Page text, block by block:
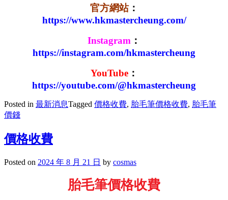
官方網站：
https://www.hkmastercheung.com/
Instagram ：
https://instagram.com/hkmastercheung
YouTube：
https://youtube.com/@hkmastercheung
Posted in 最新消息Tagged 價格收費, 胎毛筆價格收費, 胎毛筆
價錢
價格收費
Posted on 2024 年 8 月 21 日 by cosmas
胎毛筆價格收費